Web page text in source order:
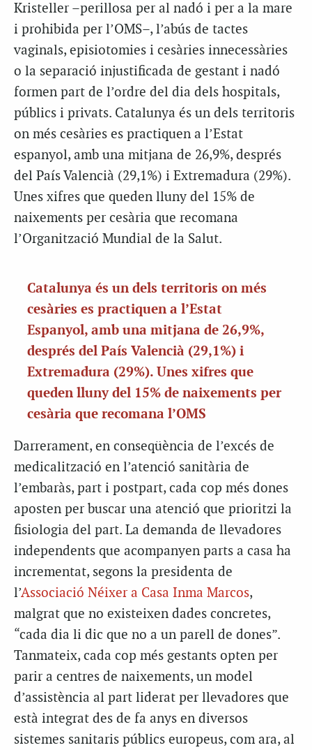
Kristeller –perillosa per al nadó i per a la mare
i prohibida per l’OMS–, l’abús de tactes
vaginals, episiotomies i cesàries innecessàries
o la separació injustificada de gestant i nadó
formen part de l’ordre del dia dels hospitals,
públics i privats. Catalunya és un dels territoris
on més cesàries es practiquen a l’Estat
espanyol, amb una mitjana de 26,9%, després
del País Valencià (29,1%) i Extremadura (29%).
Unes xifres que queden lluny del 15% de
naixements per cesària que recomana
l’Organització Mundial de la Salut.
Catalunya és un dels territoris on més
cesàries es practiquen a l’Estat
Espanyol, amb una mitjana de 26,9%,
després del País Valencià (29,1%) i
Extremadura (29%). Unes xifres que
queden lluny del 15% de naixements per
cesària que recomana l’OMS
Darrerament, en conseqüència de l’excés de
medicalització en l’atenció sanitària de
l’embaràs, part i postpart, cada cop més dones
aposten per buscar una atenció que prioritzi la
fisiologia del part. La demanda de llevadores
independents que acompanyen parts a casa ha
incrementat, segons la presidenta de
l’Associació Néixer a Casa Inma Marcos,
malgrat que no existeixen dades concretes,
“cada dia li dic que no a un parell de dones”.
Tanmateix, cada cop més gestants opten per
parir a centres de naixements, un model
d’assistència al part liderat per llevadores que
està integrat des de fa anys en diversos
sistemes sanitaris públics europeus, com ara, al